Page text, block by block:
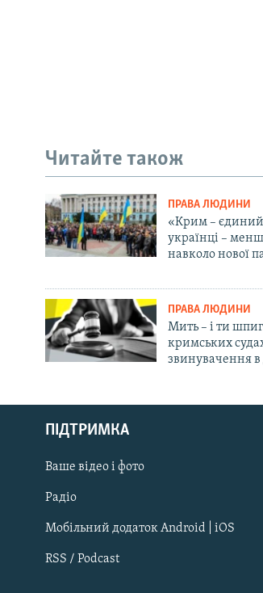
Русский
Qırımtatar
ДОЛУЧАЙСЯ!
Читайте також
ПРАВА ЛЮДИНИ
«Крим – єдиний
українці –
навколо нової
ПРАВА ЛЮДИНИ
Мить – і ти
кримських
звинувачення в
ПІДТРИМКА
Ваше відео і фото
Радіо
Мобільний додаток Android | iOS
RSS / Podcast